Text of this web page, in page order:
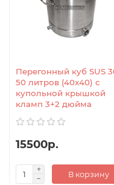
Перегонный куб SUS
50 литров (40x40) с
купольной крышкой
кламп 3+2 дюйма
15500р.
В корзину